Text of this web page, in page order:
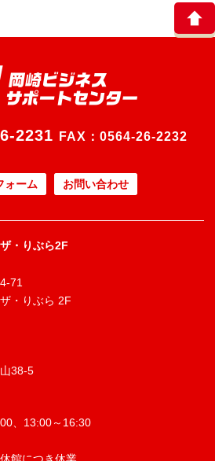
2231 FAX：0564-26-2232
ォーム お問い合わせ
・りぶら2F
71
・りぶら 2F
38-5
、13:00～16:30